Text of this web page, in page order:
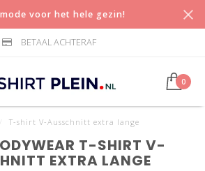
voor het hele gezin!
BETAAL ACHTERAF
0
T-shirt V-Ausschnitt extra lange
T-SHIRT V-
EXTRA LANGE